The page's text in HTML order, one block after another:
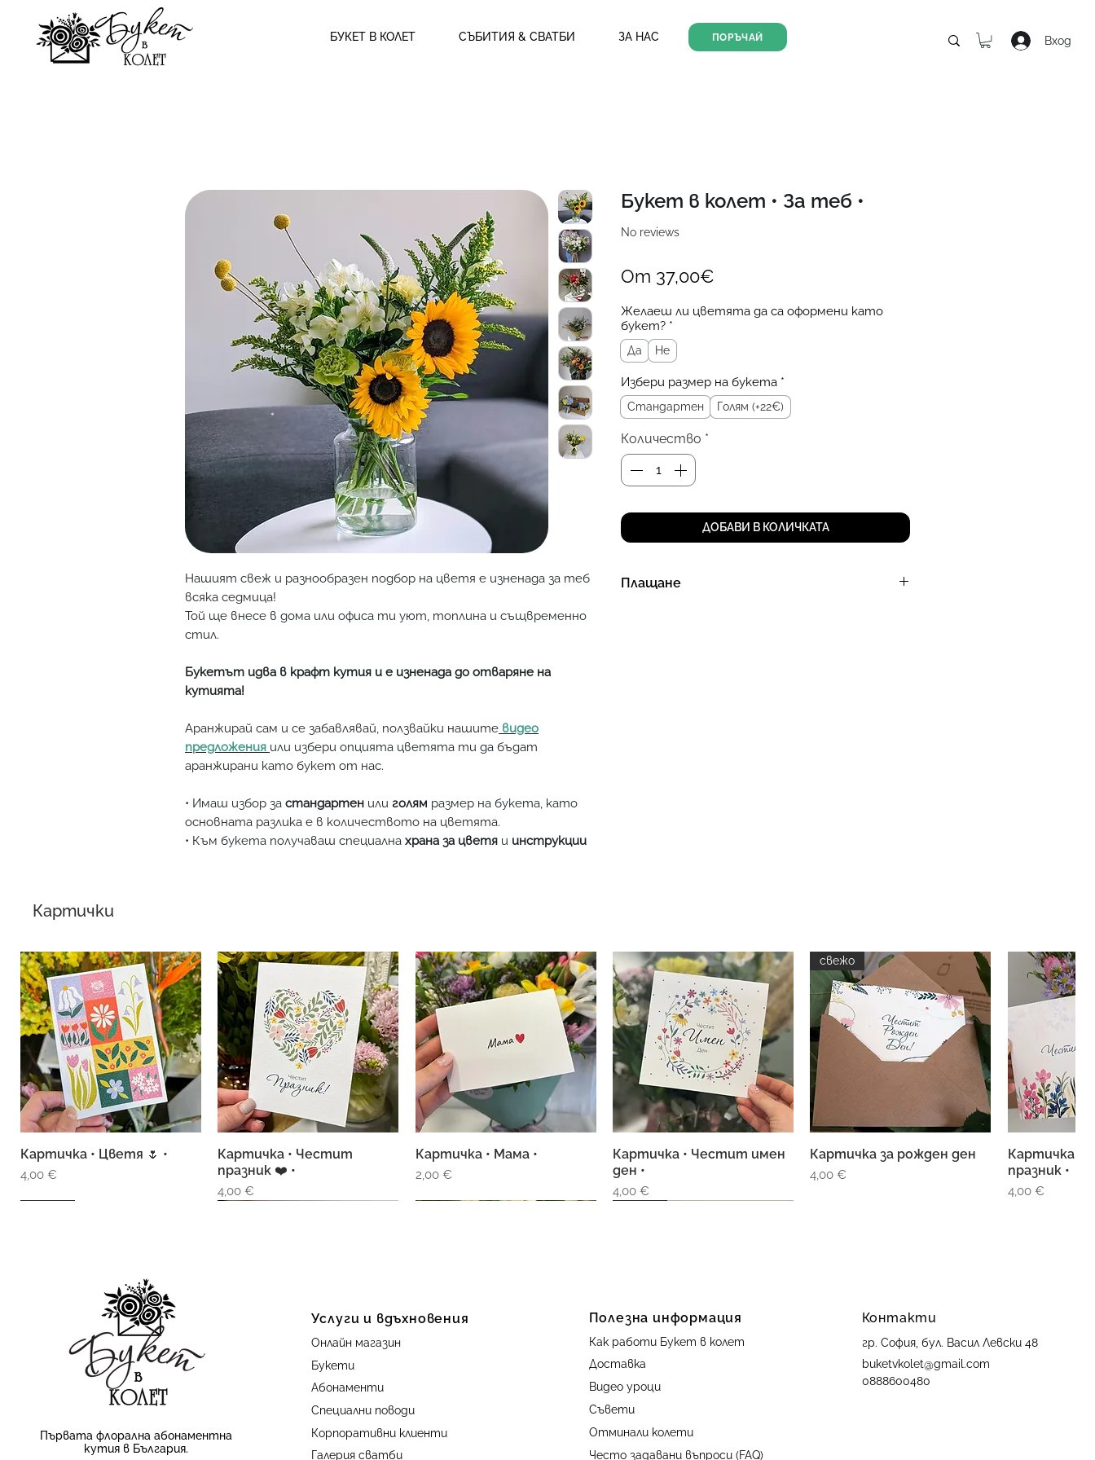
БУКЕТ В КОЛЕТ СЪБИТИЯ & СВАТБИ ЗА НАС ПОРЪЧАЙ Вход
Нашият свеж и разнообразен подбор на цветя е изненада за теб
всяка седмица!
Той ще внесе в дома или офиса ти уют, топлина и същвременно
стил.
Букетът идва в крафт кутия и e изненада до отваряне на
кутията!
Аранжирай сам и се забавлявай, ползвайки нашите видео
предложения или избери опцията цветята ти да бъдат
аранжирани като букет от нас.
• Имаш избор за стандартен или голям размер на букета, като
основната разлика е в количеството на цветята.
• Към букета получаваш специална храна за цветя и инструкции
Букет в колет • За теб •
No reviews
От 37,00€
Желаеш ли цветята да са оформени като
букет? *
Да Не
Избери размер на букета *
Стандартен Голям (+22€)
Количество *
ДОБАВИ В КОЛИЧКАТА
Плащане
Картички
Бърз преглед
Картичка • Цветя 🌷 •
Цена
4,00 €
Бърз преглед
Картичка • Честит
празник ❤️ •
Цена
4,00 €
Бърз преглед
Картичка • Мама •
Цена
2,00 €
Бърз преглед
Картичка • Честит имен
ден •
Цена
4,00 €
Бърз преглед
свежо
Картичка за рожден ден
Цена
4,00 €
Бърз
Картичка •
празник •
Цена
4,00 €
Бърз преглед
Картичка Честит
Цена
4,00 €
Картичка • Светлинка •
Цена
4,00 €
Първата флорална абонаментна
кутия в България.
Услуги и вдъхновения
Онлайн магазин
Букети
Абонаменти
Специални поводи
Корпоративни клиенти
Галерия сватби
Полезна информация
Как работи Букет в колет
Доставка
Видео уроци
Съвети
Отминали колети
Често задавани въпроси (FAQ)
Контакти
гр. София, бул. Васил Левски 48
buketvkolet@gmail.com
0888600480